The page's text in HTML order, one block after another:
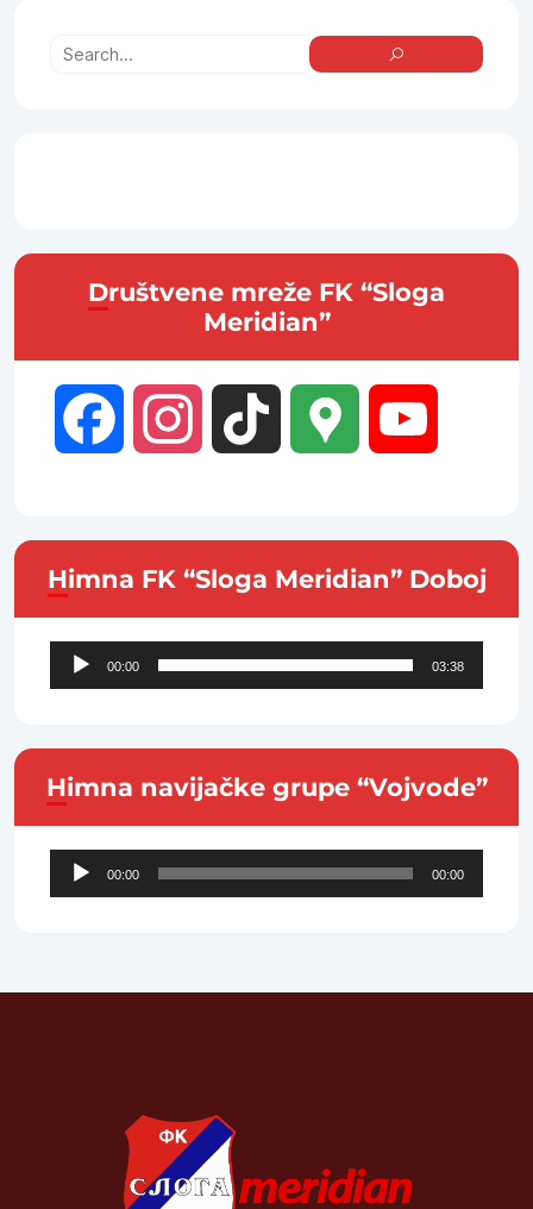
Društvene mreže FK “Sloga
Meridian”
Facebook Instagram TikTok Google
Himna FK “Sloga Meridian” Doboj
Audio
Player
00:00 03:38
Himna navijačke grupe “Vojvode”
Audio
Player
00:00 00:00